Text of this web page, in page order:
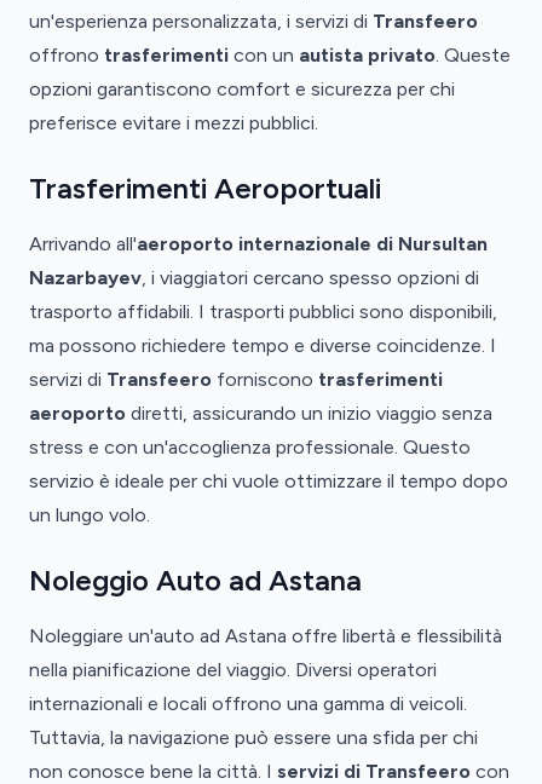
un'esperienza personalizzata, i servizi di Transfeero
offrono trasferimenti con un autista privato. Queste
opzioni garantiscono comfort e sicurezza per chi
preferisce evitare i mezzi pubblici.
Trasferimenti Aeroportuali
Arrivando all'aeroporto internazionale di Nursultan
Nazarbayev, i viaggiatori cercano spesso opzioni di
trasporto affidabili. I trasporti pubblici sono disponibili,
ma possono richiedere tempo e diverse coincidenze. I
servizi di Transfeero forniscono trasferimenti
aeroporto diretti, assicurando un inizio viaggio senza
stress e con un'accoglienza professionale. Questo
servizio è ideale per chi vuole ottimizzare il tempo dopo
un lungo volo.
Noleggio Auto ad Astana
Noleggiare un'auto ad Astana offre libertà e flessibilità
nella pianificazione del viaggio. Diversi operatori
internazionali e locali offrono una gamma di veicoli.
Tuttavia, la navigazione può essere una sfida per chi
non conosce bene la città. I servizi di Transfeero con